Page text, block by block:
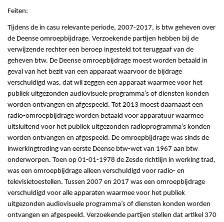
Feiten:
Tijdens de in casu relevante periode, 2007-2017, is btw geheven over
de Deense omroepbijdrage. Verzoekende partijen hebben bij de
verwijzende rechter een beroep ingesteld tot teruggaaf van de
geheven btw. De Deense omroepbijdrage moest worden betaald in
geval van het bezit van een apparaat waarvoor de bijdrage
verschuldigd was, dat wil zeggen een apparaat waarmee voor het
publiek uitgezonden audiovisuele programma’s of diensten konden
worden ontvangen en afgespeeld. Tot 2013 moest daarnaast een
radio-omroepbijdrage worden betaald voor apparatuur waarmee
uitsluitend voor het publiek uitgezonden radioprogramma’s konden
worden ontvangen en afgespeeld. De omroepbijdrage was sinds de
inwerkingtreding van eerste Deense btw-wet van 1967 aan btw
onderworpen. Toen op 01-01-1978 de Zesde richtlijn in werking trad,
was een omroepbijdrage alleen verschuldigd voor radio- en
televisietoestellen. Tussen 2007 en 2017 was een omroepbijdrage
verschuldigd voor alle apparaten waarmee voor het publiek
uitgezonden audiovisuele programma’s of diensten konden worden
ontvangen en afgespeeld. Verzoekende partijen stellen dat artikel 370